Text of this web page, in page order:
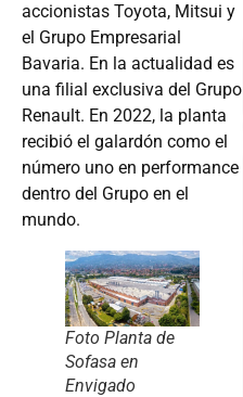
accionistas Toyota, Mitsui y
el Grupo Empresarial
Bavaria. En la actualidad es
una filial exclusiva del Grupo
Renault. En 2022, la planta
recibió el galardón como el
número uno en performance
dentro del Grupo en el
mundo.
Foto Planta de
Sofasa en
Envigado